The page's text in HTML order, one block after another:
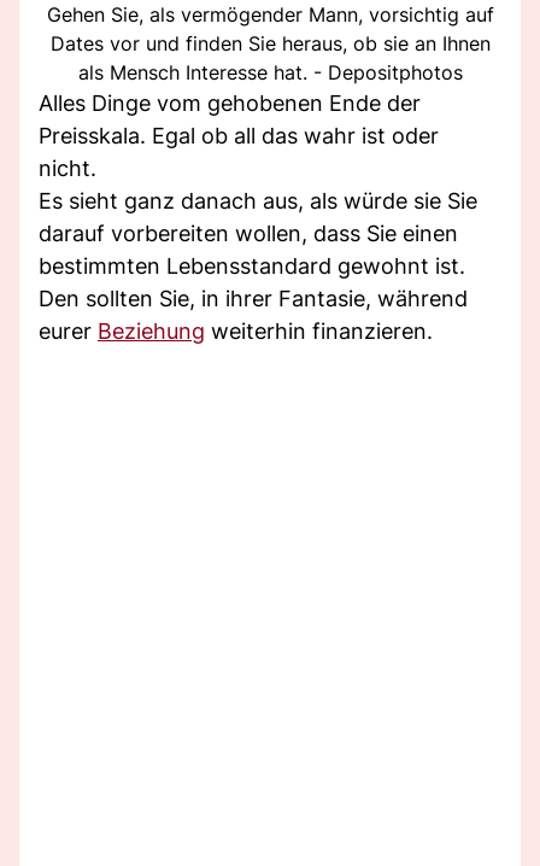
Gehen Sie, als vermögender Mann, vorsichtig auf
Dates vor und finden Sie heraus, ob sie an Ihnen
als Mensch Interesse hat. - Depositphotos
Alles Dinge vom gehobenen Ende der
Preisskala. Egal ob all das wahr ist oder
nicht.
Es sieht ganz danach aus, als würde sie Sie
darauf vorbereiten wollen, dass Sie einen
bestimmten Lebensstandard gewohnt ist.
Den sollten Sie, in ihrer Fantasie, während
eurer Beziehung weiterhin finanzieren.